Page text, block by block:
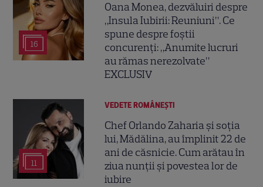
16
Oana Monea, dezvăluiri despre
„Insula Iubirii: Reuniuni”. Ce
spune despre foștii
concurenți: „Anumite lucruri
au rămas nerezolvate”
EXCLUSIV
11
VEDETE ROMÂNEŞTI
Chef Orlando Zaharia și soția
lui, Mădălina, au împlinit 22 de
ani de căsnicie. Cum arătau în
ziua nunții și povestea lor de
iubire